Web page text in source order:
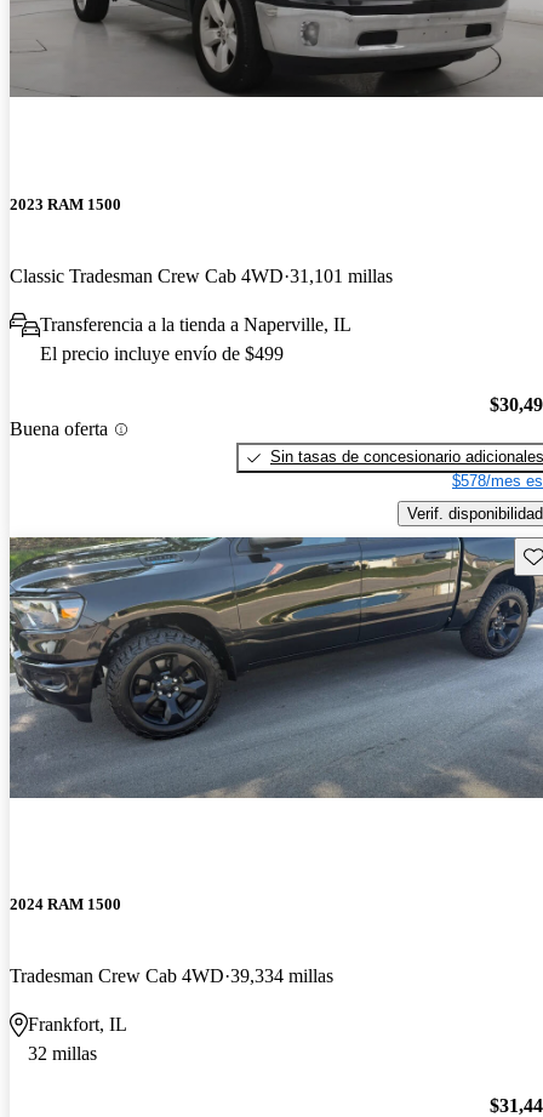
2023 RAM 1500
Classic Tradesman Crew Cab 4WD 31,101 millas
Transferencia a la tienda a Naperville, IL
El precio incluye envío de $499
Buena oferta
Sin tasas de concesionario adicionales
$578/mes
Verif. disponibilidad
2024 RAM 1500
Tradesman Crew Cab 4WD 39,334 millas
Frankfort, IL
32 millas